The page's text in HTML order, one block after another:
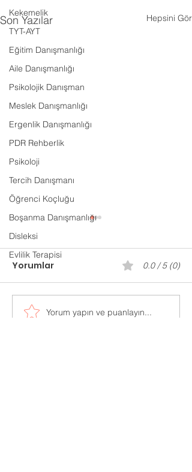
Kekemelik
TYT-AYT
Eğitim Danışmanlığı
Aile Danışmanlığı
Psikolojik Danışman
Meslek Danışmanlığı
Ergenlik Danışmanlığı
PDR Rehberlik
Psikoloji
Tercih Danışmanı
Öğrenci Koçluğu
Boşanma Danışmanlığı
Disleksi
Evlilik Terapisi
Son Yazılar Hepsini Gör
Evlilik Öncesi
Yorumlar 0.0 / 5 (0)
Yorum yapın ve puanlayın...